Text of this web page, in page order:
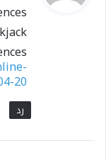
ل
20
رد